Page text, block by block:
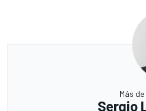
Más de
Sergio